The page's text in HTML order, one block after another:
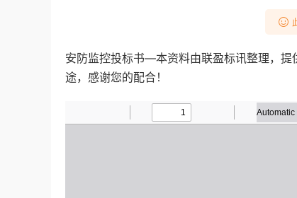
安防监控投标书—本资料由联盈标讯整理，
途，感谢您的配合！